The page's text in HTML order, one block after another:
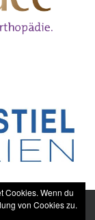
Cookies. Wenn du
von Cookies zu.